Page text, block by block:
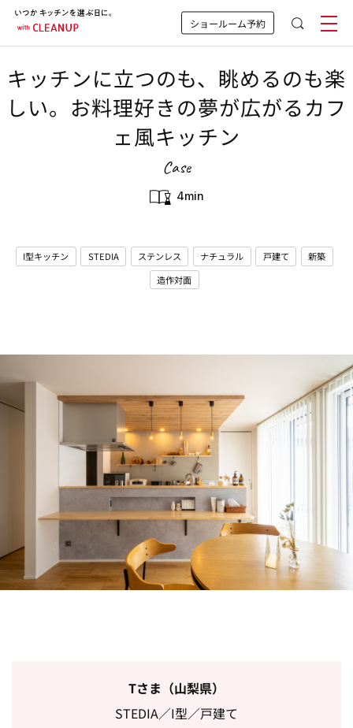
ショールーム予約
キッチンに立つのも、眺めるのも楽
しい。お料理好きの夢が広がるカフ
ェ風キッチン
Case
4min
I型キッチン STEDIA ステンレス ナチュラル 戸建て
新築
造作対面
Tさま（山梨県）
STEDIA／I型／戸建て